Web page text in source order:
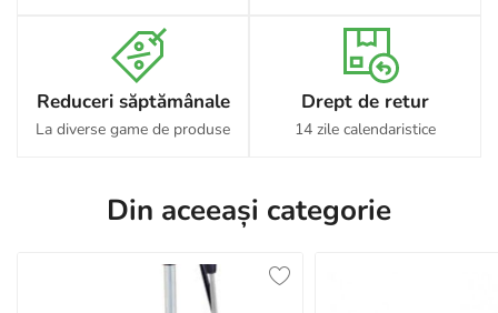
Reduceri săptămânale
La diverse game de produse
Drept de retur
14 zile calendaristice
Din aceeași categorie